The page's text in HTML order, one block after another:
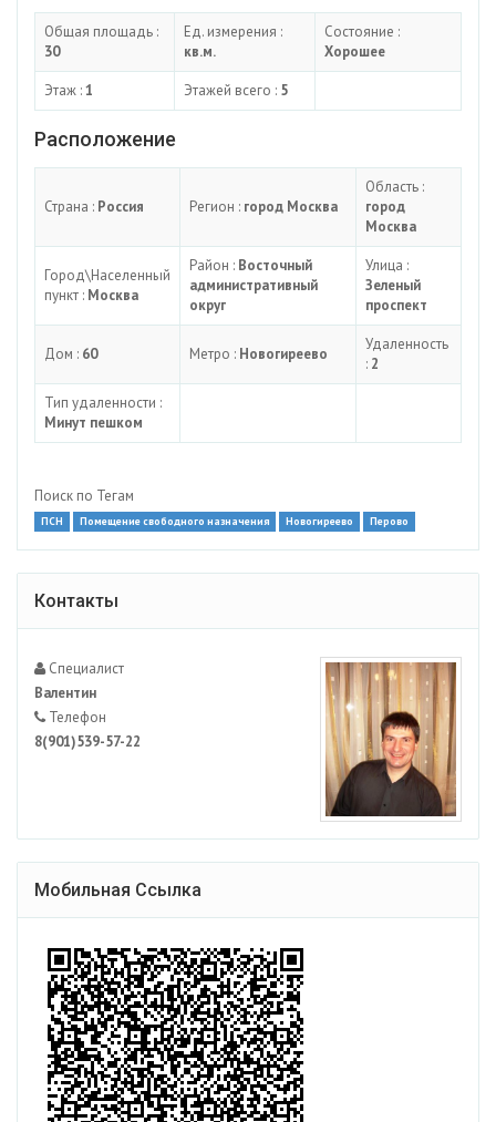
Общая площадь :
30
Ед. измерения :
кв.м.
Состояние :
Хорошее
Этаж :1 Этажей всего : 5
Расположение
Страна : Россия Регион : город Москва
Область :
город
Москва
Город\Населенный
пункт : Москва
Район : Восточный
административный
округ
Улица :
Зеленый
проспект
Дом : 60 Метро : Новогиреево
Удаленность
: 2
Тип удаленности :
Минут пешком
Поиск по Тегам
ПСН Помещение свободного назначения Новогиреево Перово
Контакты
Специалист
Валентин
Телефон
8(901)539-57-22
Мобильная Ссылка